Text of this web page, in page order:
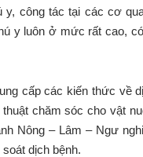
y, công tác tại các cơ
y luôn ở mức rất cao,
cấp các kiến thức về
chăm sóc cho vật
Nông – Lâm – Ngư
dịch bệnh.